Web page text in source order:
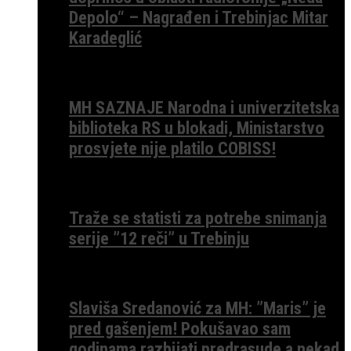
Depolo“ – Nagrađen i Trebinjac Mitar
Karadeglić
MH SAZNAJE Narodna i univerzitetska
biblioteka RS u blokadi, Ministarstvo
prosvjete nije platilo COBISS!
Traže se statisti za potrebe snimanja
serije ”12 reči” u Trebinju
Slaviša Sredanović za MH: ”Maris” je
pred gašenjem! Pokušavao sam